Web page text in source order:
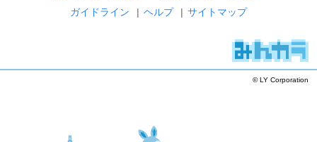
ガイドライン
| ヘルプ | サイトマップ
© LY Corporation